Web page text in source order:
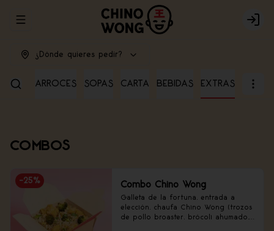
Abrir menu de navegación Login
¿Dónde quieres pedir?
ARROCES SOPAS CARTA BEBIDAS EXTRAS
COMBOS
-25% Combo Chino Wong
Galleta de la fortuna, entrada a
elección, chaufa Chino Wong (trozos
de pollo broaster, brócoli ahumado,